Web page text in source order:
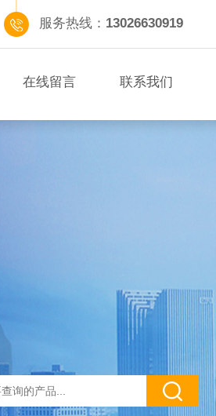
服务热线： 13026630919
在线留言 联系我们